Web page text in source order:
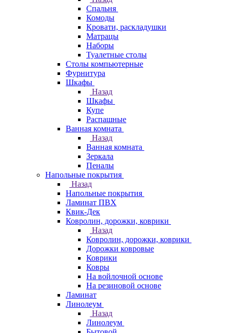
Спальня
Комоды
Кровати, раскладушки
Матрацы
Наборы
Туалетные столы
Столы компьютерные
Фурнитура
Шкафы
Назад
Шкафы
Купе
Распашные
Ванная комната
Назад
Ванная комната
Зеркала
Пеналы
Напольные покрытия
Назад
Напольные покрытия
Ламинат ПВХ
Квик-Дек
Ковролин, дорожки, коврики
Назад
Ковролин, дорожки, коврики
Дорожки ковровые
Коврики
Ковры
На войлочной основе
На резиновой основе
Ламинат
Линолеум
Назад
Линолеум